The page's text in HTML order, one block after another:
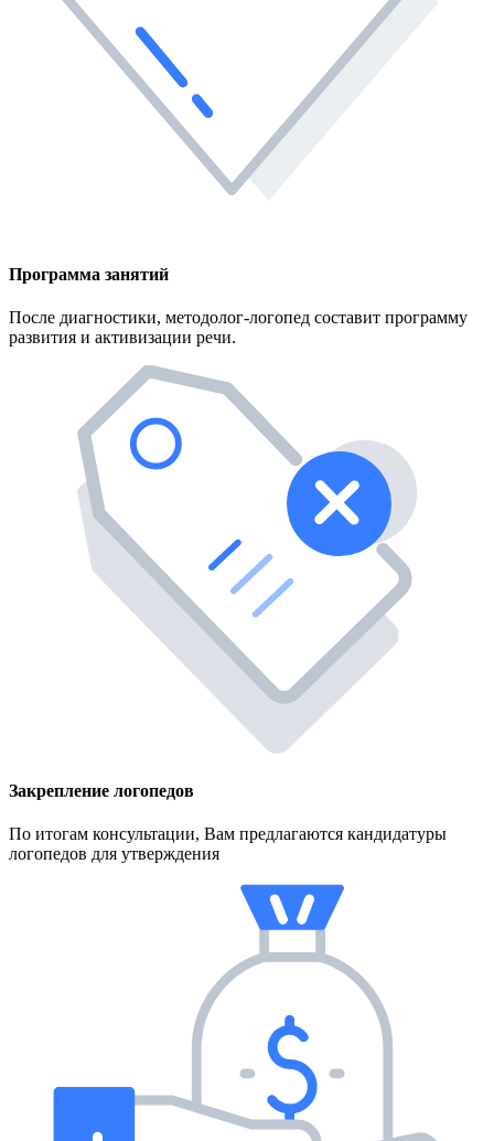
Программа занятий
После диагностики, методолог-логопед составит программу
развития и активизации речи.
Закрепление логопедов
По итогам консультации, Вам предлагаются кандидатуры
логопедов для утверждения